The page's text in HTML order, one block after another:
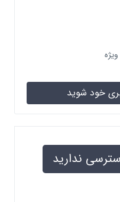
خود شوید
ندارید